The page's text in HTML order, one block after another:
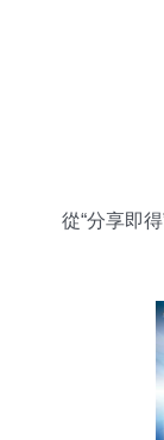
從“分享即